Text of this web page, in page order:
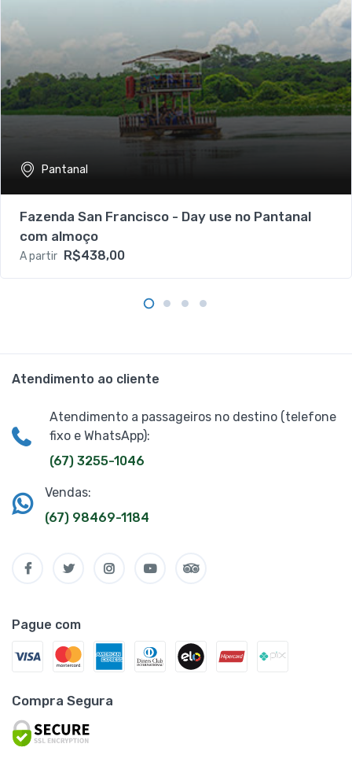
Pantanal
Fazenda San Francisco - Day use no Pantanal
com almoço
A partir R$438,00
Atendimento ao cliente
Atendimento a passageiros no destino (telefone
fixo e WhatsApp):
(67) 3255-1046
Vendas:
(67) 98469-1184
Pague com
Compra Segura